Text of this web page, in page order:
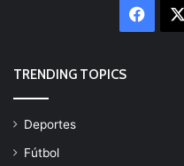
TRENDING TOPICS
Deportes
Fútbol